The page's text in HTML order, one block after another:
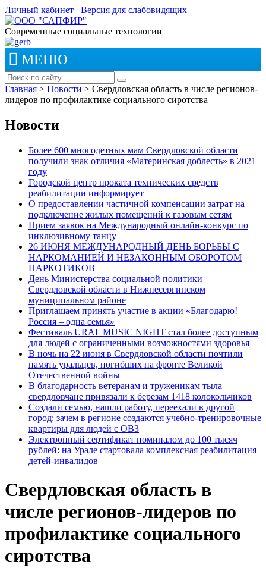
Личный кабинет Версия для слабовидящих
Современные социальные технологии
МЕНЮ
Главная > Новости > Свердловская область в числе регионов-
лидеров по профилактике социального сиротства
Новости
Более 600 многодетных мам Свердловской области
получили знак отличия «Материнская доблесть» в 2021
году
Городской центр проката технических средств
реабилитации информирует
О предоставлении частичной компенсации затрат на
подключение жилых помещений к газовым сетям
Прием заявок на Международный онлайн-конкурс по
инклюзивному танцу
26 ИЮНЯ МЕЖДУНАРОДНЫЙ ДЕНЬ БОРЬБЫ С
НАРКОМАНИЕЙ И НЕЗАКОННЫМ ОБОРОТОМ
НАРКОТИКОВ
День Министерства социальной политики
Свердловской области в Нижнесергинском
муниципальном районе
Приглашаем принять участие в акции «Благодарю!
Россия – одна семья»
Фестиваль URAL MUSIC NIGHT стал более доступным
для людей с ограниченными возможностями здоровья
В ночь на 22 июня в Свердловской области почтили
память уральцев, погибших на фронте Великой
Отечественной войны
В благодарность ветеранам и труженикам тыла
свердловчане привязали к березам 1418 колокольчиков
Создали семью, нашли работу, переехали в другой
город: зачем в регионе создаются учебно-тренировочные
квартиры для людей с ОВЗ
Электронный сертификат номиналом до 100 тысяч
рублей: на Урале стартовала комплексная реабилитация
детей-инвалидов
Свердловская область в
числе регионов-лидеров по
профилактике социального
сиротства